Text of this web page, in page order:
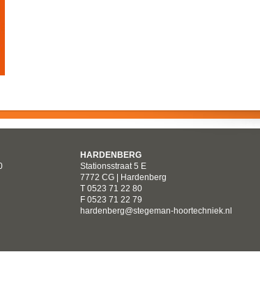
HARDENBERG
Stationsstraat 5 E
7772 CG | Hardenberg
T 0523 71 22 80
F 0523 71 22 79
hardenberg@stegeman-hoortechniek.nl